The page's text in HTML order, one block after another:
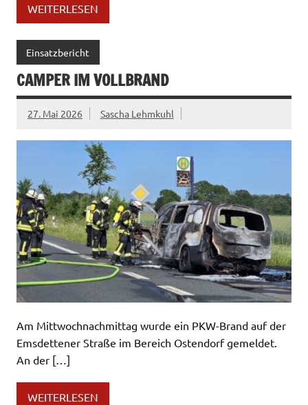
WEITERLESEN
Einsatzbericht
CAMPER IM VOLLBRAND
27. Mai 2026 Sascha Lehmkuhl
Am Mittwochnachmittag wurde ein PKW-Brand auf der
Emsdettener Straße im Bereich Ostendorf gemeldet.
An der […]
WEITERLESEN